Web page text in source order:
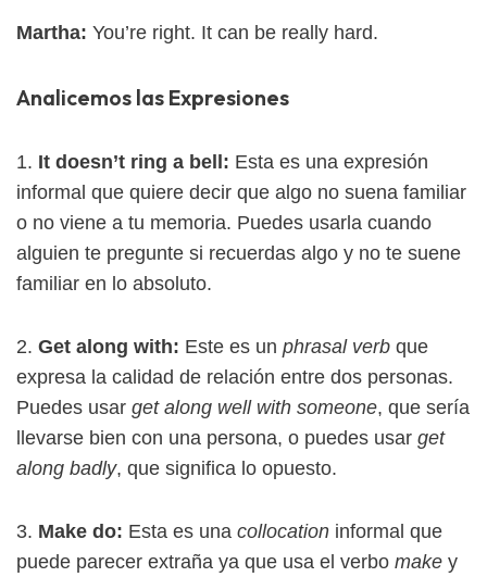
Martha: You’re right. It can be really hard.
Analicemos las Expresiones
1. It doesn’t ring a bell: Esta es una expresión
informal que quiere decir que algo no suena familiar
o no viene a tu memoria. Puedes usarla cuando
alguien te pregunte si recuerdas algo y no te suene
familiar en lo absoluto.
2. Get along with: Este es un phrasal verb que
expresa la calidad de relación entre dos personas.
Puedes usar get along well with someone, que sería
llevarse bien con una persona, o puedes usar get
along badly, que significa lo opuesto.
3. Make do: Esta es una collocation informal que
puede parecer extraña ya que usa el verbo make y